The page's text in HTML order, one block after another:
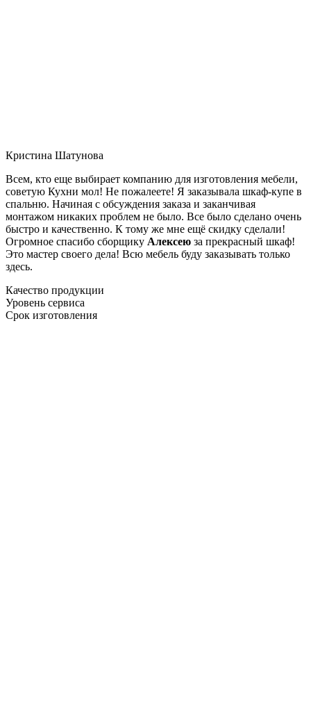
Кристина Шатунова
Всем, кто еще выбирает компанию для изготовления мебели,
советую Кухни мол! Не пожалеете! Я заказывала шкаф-купе в
спальню. Начиная с обсуждения заказа и заканчивая
монтажом никаких проблем не было. Все было сделано очень
быстро и качественно. К тому же мне ещё скидку сделали!
Огромное спасибо сборщику Алексею за прекрасный шкаф!
Это мастер своего дела! Всю мебель буду заказывать только
здесь.
Качество продукции
Уровень сервиса
Срок изготовления